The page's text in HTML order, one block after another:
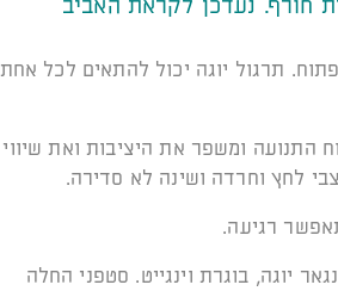
חורף. נעדכן לקראת האביב
תרגול יוגה יכול להתאים לכל אחת
התנועה ומשפר את היציבות ואת שיווי
לחץ וחרדה ושינה לא סדירה.
רגיעה.
יוגה, בוגרת וינגייט. סטפני החלה